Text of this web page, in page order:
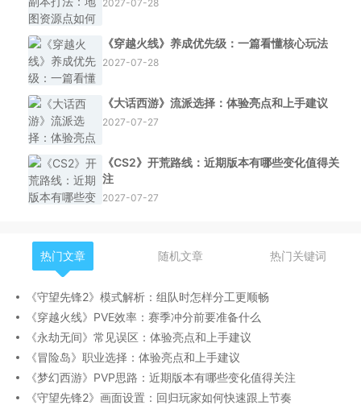
2027-07-28
《穿越火线》养成优先级：一篇看懂核心玩法
2027-07-28
《大话西游》流派选择：体验亮点和上手建议
2027-07-27
《CS2》开荒路线：近期版本有哪些变化值得关
注
2027-07-27
热门文章 随机文章 热门关键词
《守望先锋2》模式解析：组队时怎样分工更顺畅
《穿越火线》PVE效率：赛季冲分前要准备什么
《永劫无间》常见误区：体验亮点和上手建议
《冒险岛》职业选择：体验亮点和上手建议
《梦幻西游》PVP思路：近期版本有哪些变化值得关注
《守望先锋2》画面设置：回归玩家如何快速跟上节奏